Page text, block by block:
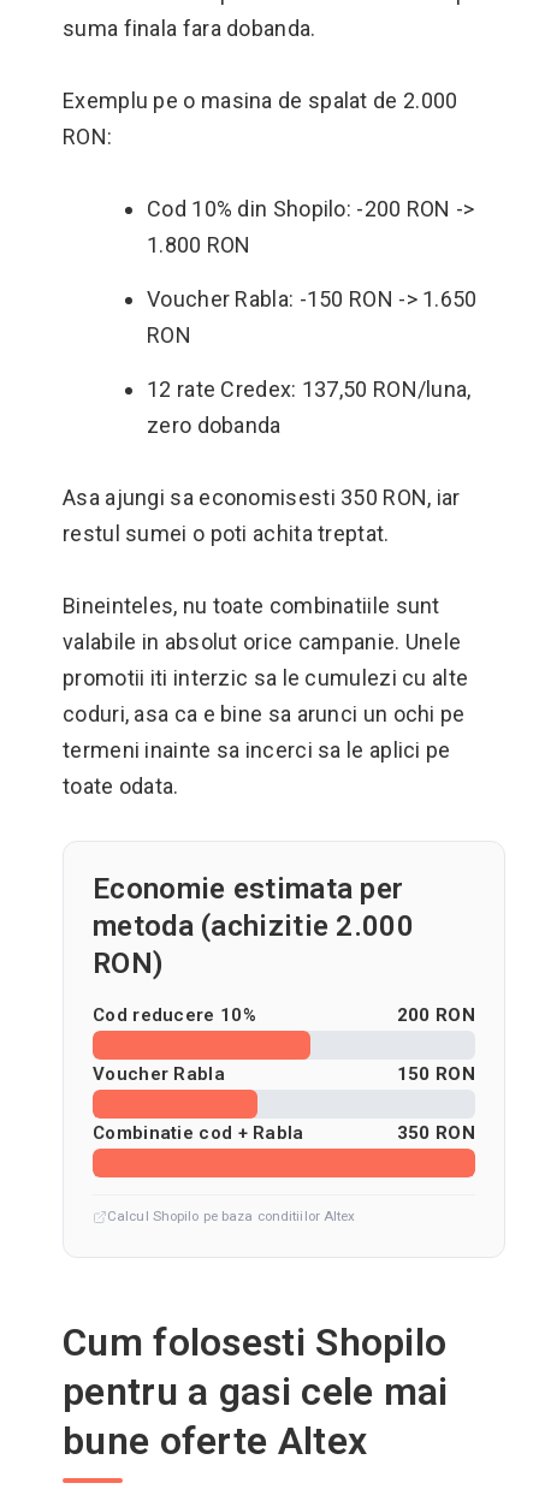
suma finala fara dobanda.
Exemplu pe o masina de spalat de 2.000
RON:
Cod 10% din Shopilo: -200 RON ->
1.800 RON
Voucher Rabla: -150 RON -> 1.650
RON
12 rate Credex: 137,50 RON/luna,
zero dobanda
Asa ajungi sa economisesti 350 RON, iar
restul sumei o poti achita treptat.
Bineinteles, nu toate combinatiile sunt
valabile in absolut orice campanie. Unele
promotii iti interzic sa le cumulezi cu alte
coduri, asa ca e bine sa arunci un ochi pe
termeni inainte sa incerci sa le aplici pe
toate odata.
Economie estimata per
metoda (achizitie 2.000
RON)
Cod reducere 10% 200 RON
Voucher Rabla 150 RON
Combinatie cod + Rabla 350 RON
Calcul Shopilo pe baza conditiilor Altex
Cum folosesti Shopilo
pentru a gasi cele mai
bune oferte Altex